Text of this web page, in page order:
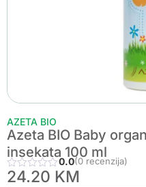
AZETA BIO
Azeta BIO Baby
insekata 100 ml
0.0(0 recenzija)
24.20 KM